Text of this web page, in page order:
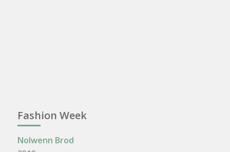
Fashion Week
Nolwenn Brod